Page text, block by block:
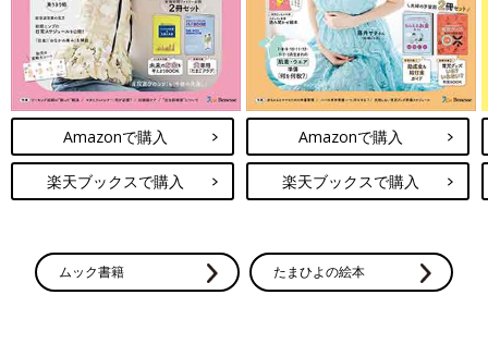
Amazonで購入
楽天ブックスで購入
Amazonで購入
楽天ブックスで購入
ムック書籍 たまひよの絵本